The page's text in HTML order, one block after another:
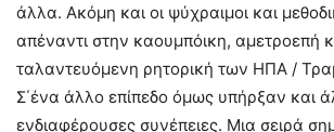
άλλα. Ακόμη και οι ψύχραιμοι και
απέναντι στην καουμπόικη, αμετροεπή
ταλαντευόμενη ρητορική των ΗΠΑ /
Σ΄ένα άλλο επίπεδο όμως υπήρξαν και
ενδιαφέρουσες συνέπειες. Μια σειρά